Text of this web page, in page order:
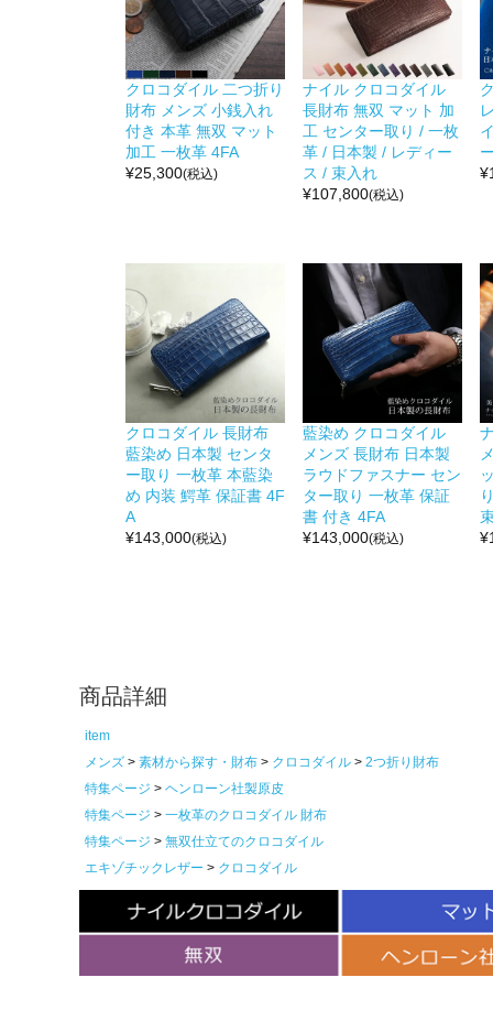
クロコダイル 二つ折り
財布 メンズ 小銭入れ
付き 本革 無双 マット
加工 一枚革 4FA
¥25,300(税込)
ナイル クロコダイル
長財布 無双 マット 加
工 センター取り / 一枚
革 / 日本製 / レディー
ス / 束入れ
¥107,800(税込)
¥
クロコダイル 長財布
藍染め 日本製 センタ
ー取り 一枚革 本藍染
め 内装 鰐革 保証書 4F
A
¥143,000(税込)
藍染め クロコダイル
メンズ 長財布 日本製
ラウドファスナー セン
ター取り 一枚革 保証
書 付き 4FA
¥143,000(税込)
¥
商品詳細
item
メンズ
素材から探す・財布 クロコダイル
2つ折り財布
特集ページ
ヘンローン社製原皮
特集ページ
一枚革のクロコダイル 財布
特集ページ
無双仕立てのクロコダイル
エキゾチックレザー
クロコダイル